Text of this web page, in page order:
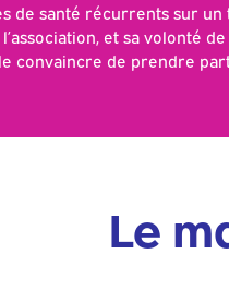
de santé récurrents sur
et sa volonté
convaincre de prendre
Le